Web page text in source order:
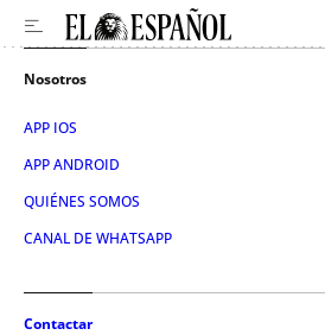
Nosotros
APP IOS
APP ANDROID
QUIÉNES SOMOS
CANAL DE WHATSAPP
Contactar